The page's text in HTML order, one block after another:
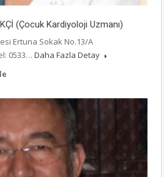
(Çocuk Kardiyoloji Uzmanı)
Ertuna Sokak No.13/A
0533… Daha Fazla Detay